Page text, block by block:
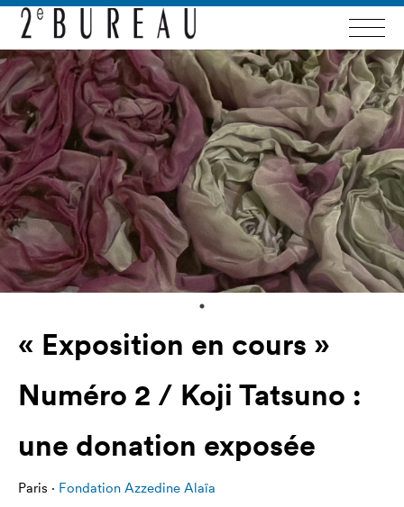
« Exposition en cours »
Numéro 2 / Koji Tatsuno :
une donation exposée
Paris · Fondation Azzedine Alaïa